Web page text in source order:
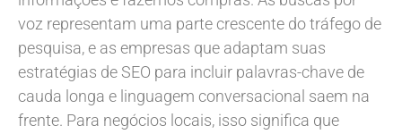
voz representam uma parte crescente do tráfego de
pesquisa, e as empresas que adaptam suas
estratégias de SEO para incluir palavras-chave de
cauda longa e linguagem conversacional saem na
frente. Para negócios locais, isso significa que